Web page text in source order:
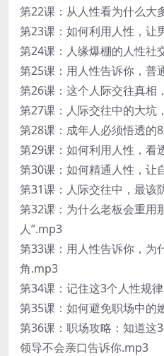
第22课：从人性看为什么大
第23课：如何利用人性，让
第24课：人缘爆棚的人性社
第25课：用人性告诉你，普
第26课：这个人际交往真相
第27课：人际交往中的大坑
第28课：成年人必须悟透的
第29课：如何利用人性，看
第30课：如何精通人性，让
第31课：人际交往中，最该
第32课：为什么老板会重用
人”.mp3
第33课：用人性告诉你，为
角.mp3
第34课：记住这3个人性规
第35课：如何避免职场中的
第36课：职场攻略：知道这
领导不会亲口告诉你.mp3